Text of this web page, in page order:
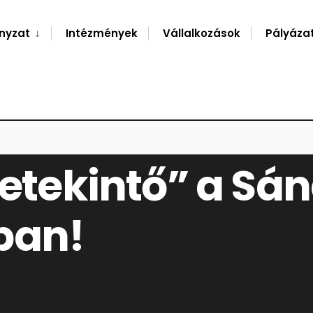
Intézmények Vállalkozások
a